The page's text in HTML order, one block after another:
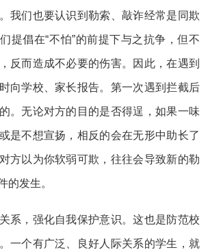
我们也要认识到勒索、敲诈经常是同欺
提倡在“不怕”的前提下与之抗争，但不
反而造成不必要的伤害。因此，在遇到
向学校、家长报告。第一次遇到拦截后
。无论对方的目的是否得逞，如果一味
是不想宣扬，相反的会在无形中助长了
方以为你软弱可欺，往往会导致新的勒
的发生。
系，强化自我保护意识。这也是防范校
一个有广泛、良好人际关系的学生，就